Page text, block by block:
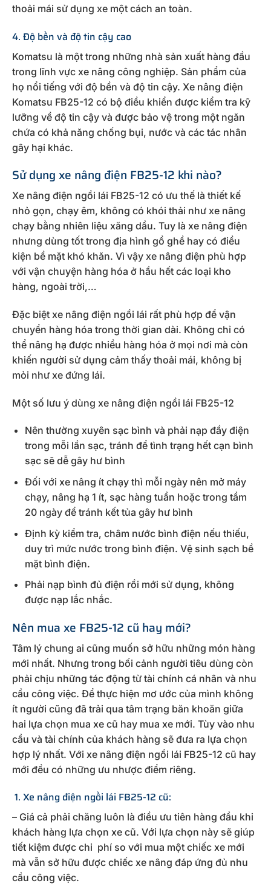
thoải mái sử dụng xe một cách an toàn.
4. Độ bền và độ tin cậy cao
Komatsu là một trong những nhà sản xuất hàng đầu
trong lĩnh vực xe nâng công nghiệp. Sản phẩm của
họ nổi tiếng với độ bền và độ tin cậy. Xe nâng điện
Komatsu FB25-12 có bộ điều khiển được kiểm tra kỹ
lưỡng về độ tin cậy và được bảo vệ trong một ngăn
chứa có khả năng chống bụi, nước và các tác nhân
gây hại khác.
Sử dụng xe nâng điện FB25-12 khi nào?
Xe nâng điện ngồi lái FB25-12 có ưu thế là thiết kế
nhỏ gọn, chạy êm, không có khói thải như xe nâng
chạy bằng nhiên liệu xăng dầu. Tuy là xe nâng điện
nhưng dùng tốt trong địa hình gồ ghề hay có điều
kiện bề mặt khó khăn. Vì vậy xe nâng điện phù hợp
với vận chuyện hàng hóa ở hầu hết các loại kho
hàng, ngoài trời,…
Đặc biệt xe nâng điện ngồi lái rất phù hợp để vận
chuyển hàng hóa trong thời gian dài. Không chỉ có
thể nâng hạ được nhiều hàng hóa ở mọi nơi mà còn
khiến người sử dụng cảm thấy thoải mái, không bị
mỏi như xe đứng lái.
Một số lưu ý dùng xe nâng điện ngồi lái FB25-12
Nên thường xuyên sạc bình và phải nạp đầy điện
trong mỗi lần sạc, tránh để tình trạng hết cạn bình
sạc sẽ dễ gây hư bình
Đối với xe nâng ít chạy thì mỗi ngày nên mở máy
chạy, nâng hạ 1 ít, sạc hàng tuần hoặc trong tầm
20 ngày để tránh kết tủa gây hư bình
Định kỳ kiểm tra, châm nước bình điện nếu thiếu,
duy trì mức nước trong bình điện. Vệ sinh sạch bề
mặt bình điện.
Phải nạp bình đủ điện rồi mới sử dụng, không
được nạp lắc nhắc.
Nên mua xe FB25-12 cũ hay mới?
Tâm lý chung ai cũng muốn sở hữu những món hàng
mới nhất. Nhưng trong bối cảnh người tiêu dùng còn
phải chịu những tác động từ tài chính cá nhân và nhu
cầu công việc. Để thực hiện mơ ước của mình không
ít người cũng đã trải qua tâm trạng băn khoăn giữa
hai lựa chọn mua xe cũ hay mua xe mới. Tùy vào nhu
cầu và tài chính của khách hàng sẽ đưa ra lựa chọn
hợp lý nhất. Với xe nâng điện ngồi lái FB25-12 cũ hay
mới đều có những ưu nhược điểm riêng.
1. Xe nâng điện ngồi lái FB25-12 cũ:
– Giá cả phải chăng luôn là điều ưu tiên hàng đầu khi
khách hàng lựa chọn xe cũ. Với lựa chọn này sẽ giúp
tiết kiệm được chi phí so với mua một chiếc xe mới
mà vẫn sở hữu được chiếc xe nâng đáp ứng đủ nhu
cầu công việc.